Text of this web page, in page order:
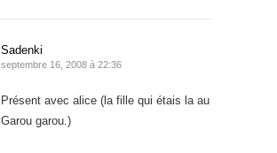
Sadenki
septembre 16, 2008 à 22:36
Présent avec alice (la fille qui étais la au
Garou garou.)